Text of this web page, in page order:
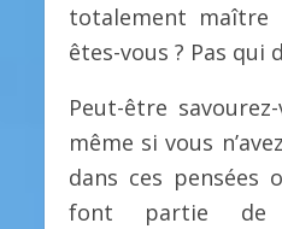
totalement
êtes-vous ? Pas qui
Peut-être
même si vous
dans ces pensées
font partie de